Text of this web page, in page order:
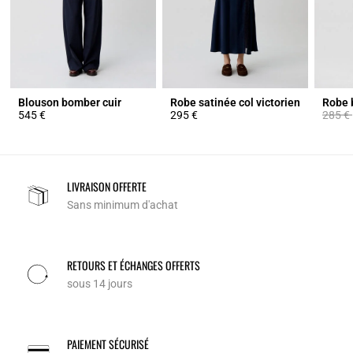
Blouson bomber cuir
545 €
Robe satinée col victorien
295 €
Prix
285 €
LIVRAISON OFFERTE
Sans minimum d'achat
RETOURS ET ÉCHANGES OFFERTS
sous 14 jours
PAIEMENT SÉCURISÉ